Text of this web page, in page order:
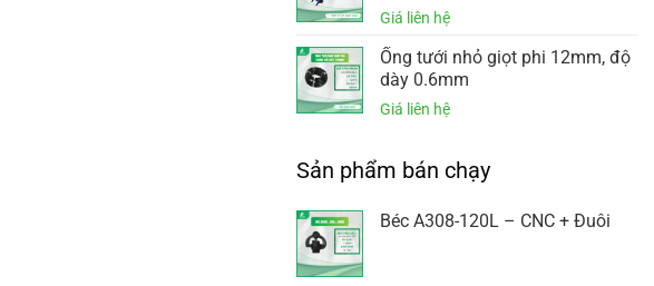
Ống tưới nhỏ giọt phi 12mm, độ
dày 0.6mm
Sản phẩm bán chạy
Béc A308-120L – CNC + Đuôi